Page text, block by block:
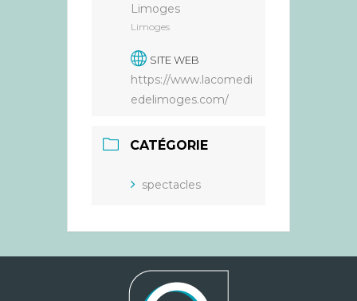
Limoges
Limoges
SITE WEB
https://www.lacomedi
edelimoges.com/
CATÉGORIE
spectacles